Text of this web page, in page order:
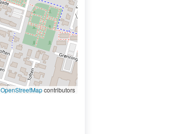
OpenStreetMapcontributors